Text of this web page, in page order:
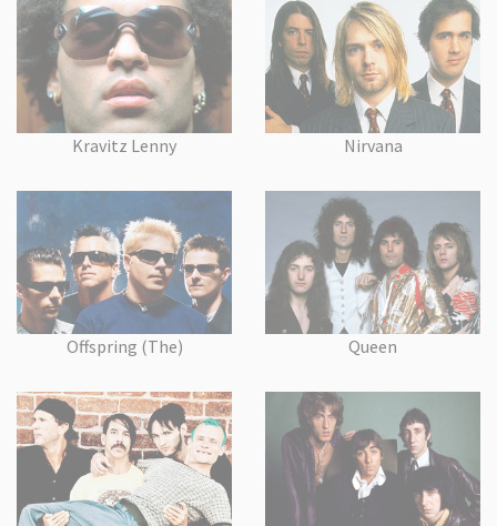
Kravitz Lenny Nirvana
Offspring (The) Queen